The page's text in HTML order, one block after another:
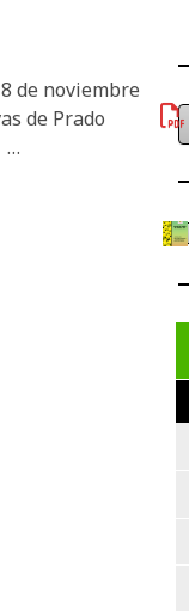
de noviembre
de Prado
…